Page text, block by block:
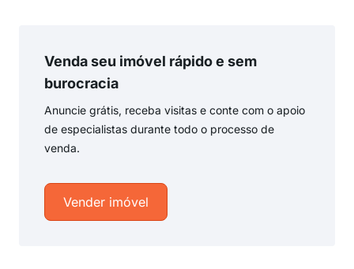
Venda seu imóvel rápido e sem
burocracia
Anuncie grátis, receba visitas e conte com o apoio
de especialistas durante todo o processo de
venda.
Vender imóvel